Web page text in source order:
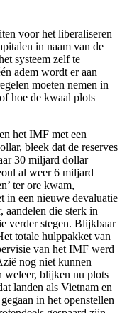
voor het liberaliseren
in naam van de
systeem zelf te
adem wordt er aan
moeten nemen in
hoe de kwaal plots
het IMF met een
bleek dat de reserves
30 miljard dollar
al weer 6 miljard
ter ore kwam,
in een nieuwe devaluatie
aandelen die sterk in
verder stegen. Blijkbaar
totale hulppakket van
van het IMF werd
nog niet kunnen
weleer, blijken nu plots
landen als Vietnam en
in het openstellen